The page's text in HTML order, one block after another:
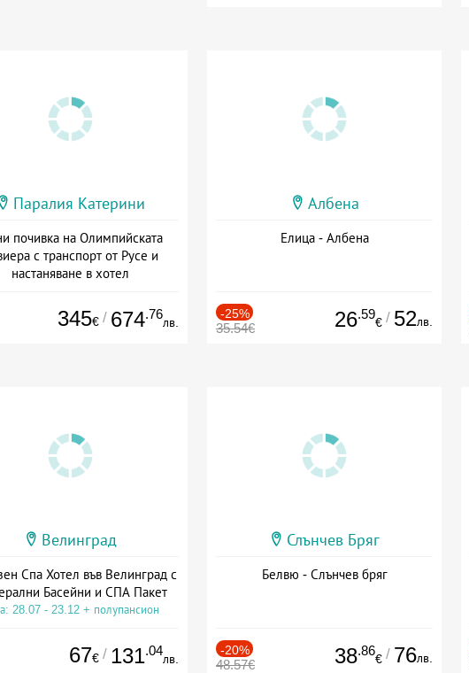
Паралия Катерини
почивка на Олимпийската
с транспорт от Русе и
настаняване в хотел
345€ / 674.76
лв.
Албена
Елица - Албена
-25%
35.54€ 26.59
€ / 52лв.
Велинград
Спа Хотел във Велинград с
Басейни и СПА Пакет
28.07 - 23.12 + полупансион
67€ / 131.04
лв.
Слънчев Бряг
Белвю - Слънчев бряг
-20%
48.57€ 38.86
€ / 76лв.